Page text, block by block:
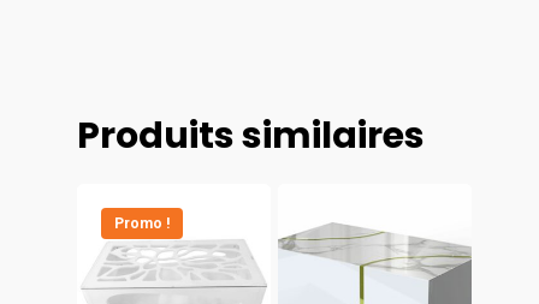
Produits similaires
Promo !